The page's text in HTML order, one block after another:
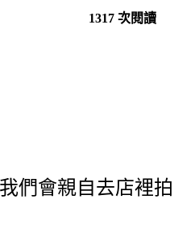
1317 次閱讀
們會親自去店裡拍